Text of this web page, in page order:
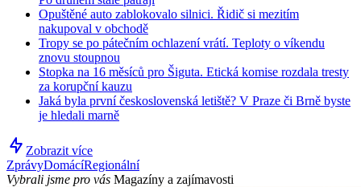
Opuštěné auto zablokovalo silnici. Řidič si mezitím
nakupoval v obchodě
Tropy se po pátečním ochlazení vrátí. Teploty o víkendu
znovu stoupnou
Stopka na 16 měsíců pro Šiguta. Etická komise rozdala tresty
za korupční kauzu
Jaká byla první československá letiště? V Praze či Brně byste
je hledali marně
Zobrazit více
ZprávyDomácíRegionální
Vybrali jsme pro vás Magazíny a zajímavosti